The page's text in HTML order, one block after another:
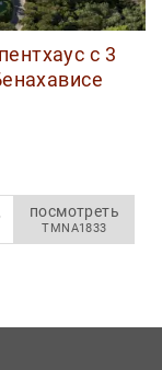
с 3
посмотреть
TMNA1833